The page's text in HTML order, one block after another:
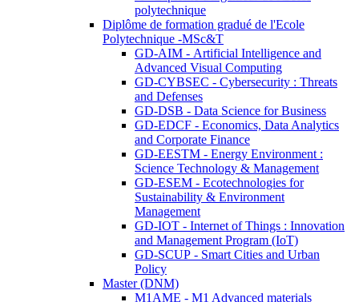
polytechnique
Diplôme de formation gradué de l'Ecole
Polytechnique -MSc&T
GD-AIM - Artificial Intelligence and
Advanced Visual Computing
GD-CYBSEC - Cybersecurity : Threats
and Defenses
GD-DSB - Data Science for Business
GD-EDCF - Economics, Data Analytics
and Corporate Finance
GD-EESTM - Energy Environment :
Science Technology & Management
GD-ESEM - Ecotechnologies for
Sustainability & Environment
Management
GD-IOT - Internet of Things : Innovation
and Management Program (IoT)
GD-SCUP - Smart Cities and Urban
Policy
Master (DNM)
M1AME - M1 Advanced materials